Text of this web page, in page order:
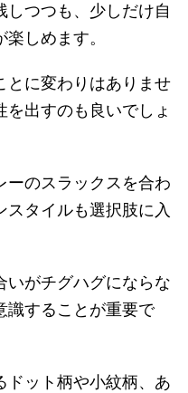
しつつも、少しだけ自
しめます。
とに変わりはありませ
出すのも良いでしょ
ーのスラックスを合わ
タイルも選択肢に入
いがチグハグにならな
識することが重要で
ドット柄や小紋柄、あ